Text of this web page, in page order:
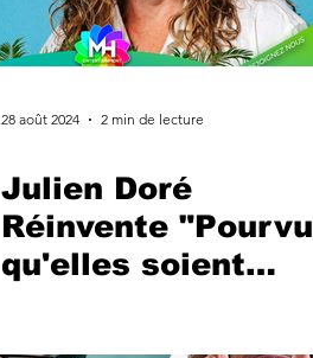
28 août 2024 2 min de lecture
Julien Doré
Réinvente "Pourvu
qu'elles soient